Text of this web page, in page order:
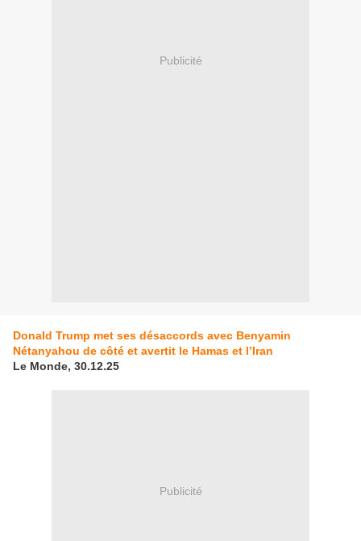
Publicité
Donald Trump met ses désaccords avec Benyamin
Nétanyahou de côté et avertit le Hamas et l’Iran
Le Monde, 30.12.25
Publicité